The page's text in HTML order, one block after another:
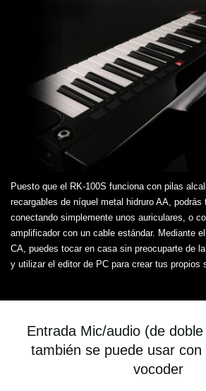
Puesto que el RK-100S funciona con pilas
recargables de níquel metal hidruro AA, podrás
conectando simplemente unos auriculares, o
amplificador con un cable estándar. Mediante
CA, puedes tocar en casa sin preocuparte de
y utilizar el editor de PC para crear tus propios
Entrada Mic/audio (de
también se puede usar con
vocoder